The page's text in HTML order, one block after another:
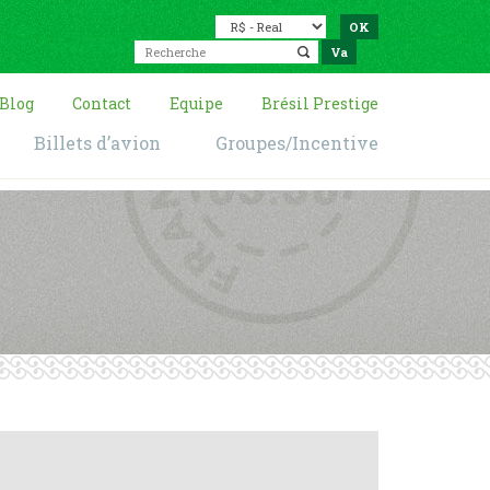
Blog Contact Equipe Brésil Prestige
Billets d’avion Groupes/Incentive